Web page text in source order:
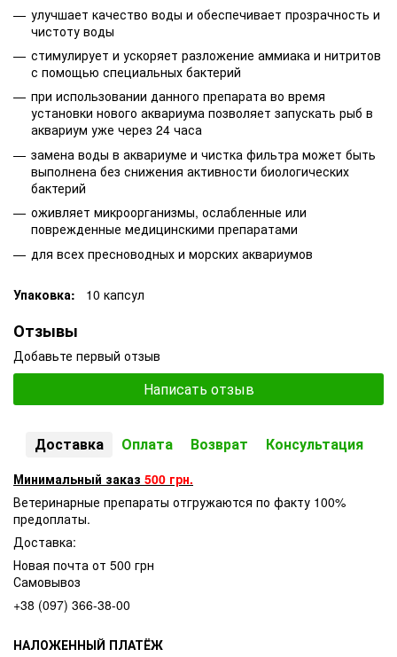
улучшает качество воды и обеспечивает прозрачность и
чистоту воды
стимулирует и ускоряет разложение аммиака и нитритов
с помощью специальных бактерий
при использовании данного препарата во время
установки нового аквариума позволяет запускать рыб в
аквариум уже через 24 часа
замена воды в аквариуме и чистка фильтра может быть
выполнена без снижения активности биологических
бактерий
оживляет микроорганизмы, ослабленные или
поврежденные медицинскими препаратами
для всех пресноводных и морских аквариумов
Упаковка: 10 капсул
Отзывы
Добавьте первый отзыв
Написать отзыв
Доставка Оплата Возврат Консультация
Минимальный заказ 500 грн.
Ветеринарные препараты отгружаются по факту 100%
предоплаты.
Доставка:
Новая почта от 500 грн
Самовывоз
+38 (097) 366-38-00
НАЛОЖЕННЫЙ ПЛАТЁЖ